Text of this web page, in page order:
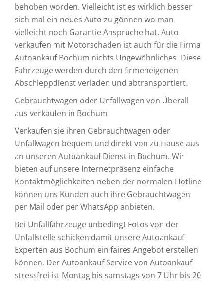
behoben worden. Vielleicht ist es wirklich besser
sich mal ein neues Auto zu gönnen wo man
vielleicht noch Garantie Ansprüche hat. Auto
verkaufen mit Motorschaden ist auch für die Firma
Autoankauf Bochum nichts Ungewöhnliches. Diese
Fahrzeuge werden durch den firmeneigenen
Abschleppdienst verladen und abtransportiert.
Gebrauchtwagen oder Unfallwagen von Überall
aus verkaufen in Bochum
Verkaufen sie ihren Gebrauchtwagen oder
Unfallwagen bequem und direkt von zu Hause aus
an unseren Autoankauf Dienst in Bochum. Wir
bieten auf unsere Internetpräsenz einfache
Kontaktmöglichkeiten neben der normalen Hotline
können uns Kunden auch ihre Gebrauchtwagen
per Mail oder per WhatsApp anbieten.
Bei Unfallfahrzeuge unbedingt Fotos von der
Unfallstelle schicken damit unsere Autoankauf
Experten aus Bochum ein faires Angebot erstellen
können. Der Autoankauf Service von Autoankauf
stressfrei ist Montag bis samstags von 7 Uhr bis 20